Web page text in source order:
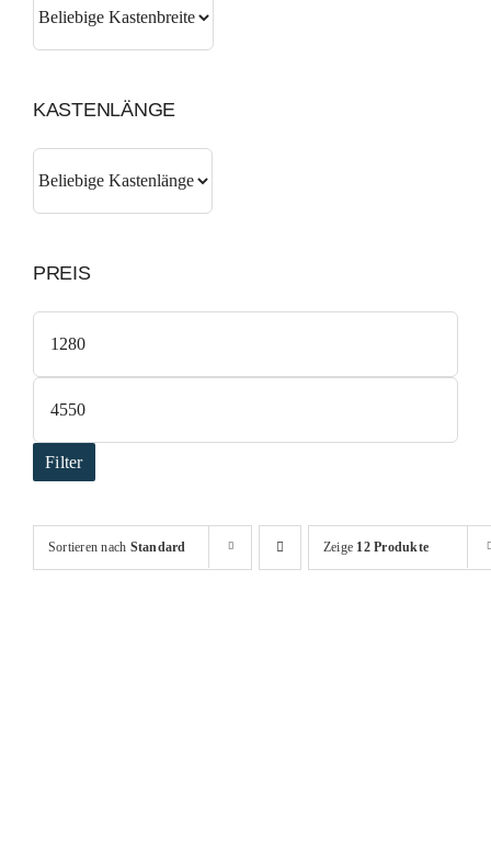
KASTENLÄNGE
PREIS
Preis
Preis
Filter
Sortieren nach Standard Zeige 12 Produkte